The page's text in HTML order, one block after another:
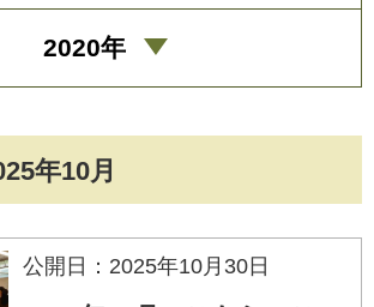
年10月
公開日：2025年10月30日
2020年